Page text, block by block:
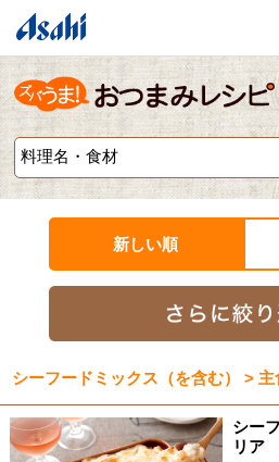
新しい順
シーフードミックス（を含む） >
シー
リア